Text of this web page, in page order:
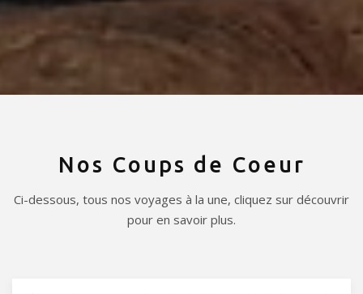
Nos Coups de Coeur
Ci-dessous, tous nos voyages à la une, cliquez sur découvrir
pour en savoir plus.